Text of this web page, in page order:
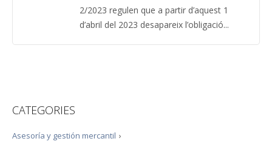
2/2023 regulen que a partir d’aquest 1
d’abril del 2023 desapareix l’obligació...
CATEGORIES
›
Asesoría y gestión mercantil